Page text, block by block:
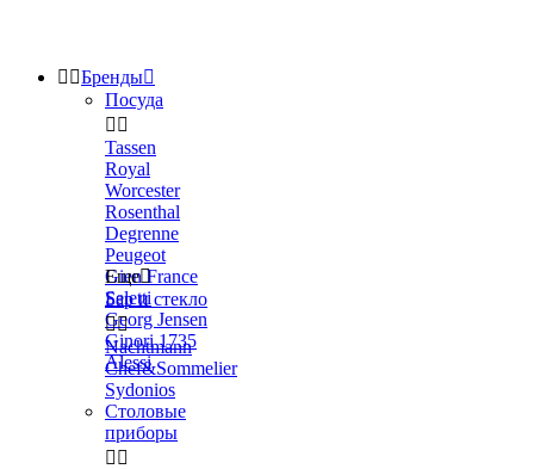
 Бренды
Посуда
 
Tassen
Royal
Worcester
Rosenthal
Degrenne
Peugeot
Gien France
Seletti
Georg Jensen
Ginori 1735
Alessi
Еще
Бар и стекло

Nachtmann
Chef&Sommelier
Sydonios
Столовые
приборы
 